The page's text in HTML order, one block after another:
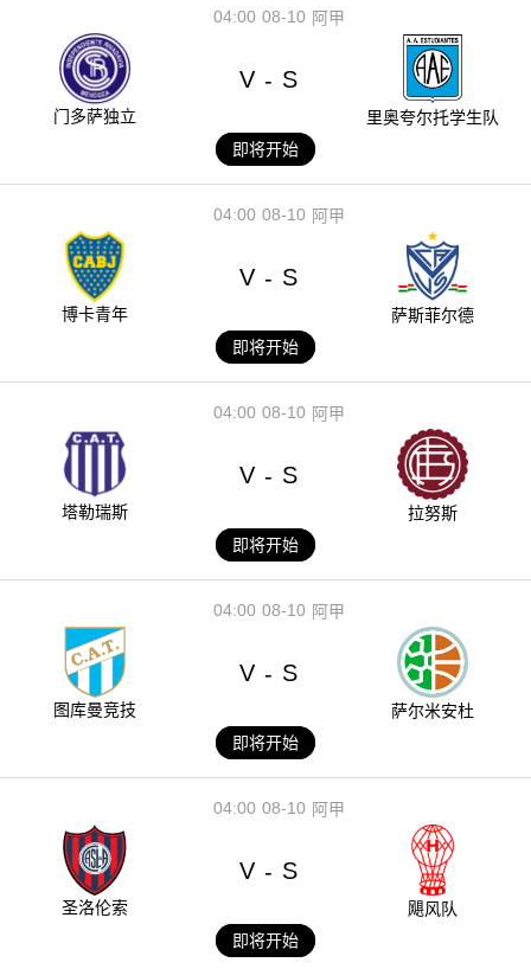
08-10
04:00 阿甲
门多萨独立
V - S
里奥夸尔托学生队
即将开始
08-10
04:00 阿甲
博卡青年
V - S
萨斯菲尔德
即将开始
08-10
04:00 阿甲
塔勒瑞斯
V - S
拉努斯
即将开始
08-10
04:00 阿甲
图库曼竞技
V - S
萨尔米安杜
即将开始
08-10
04:00 阿甲
圣洛伦索
V - S
飓风队
即将开始